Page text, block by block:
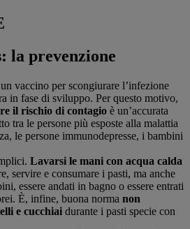
la prevenzione
vaccino per scongiurare l’infezione
in fase di sviluppo. Per questo motivo,
il rischio di contagio è un’accurata
tra le persone più esposte alla malattia
le persone immunodepresse, i bambini
Lavarsi le mani con acqua calda
servire e consumare i pasti, ma anche
essere andati in bagno o essere entrati
È, infine, buona norma non
e cucchiai durante i pasti specie con